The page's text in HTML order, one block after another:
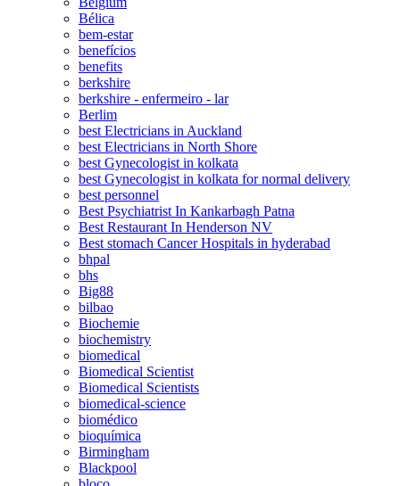
Bélica
bem-estar
benefícios
benefits
berkshire
berkshire - enfermeiro - lar
Berlim
best Electricians in Auckland
best Electricians in North Shore
best Gynecologist in kolkata
best Gynecologist in kolkata for normal delivery
best personnel
Best Psychiatrist In Kankarbagh Patna
Best Restaurant In Henderson NV
Best stomach Cancer Hospitals in hyderabad
bhpal
bhs
Big88
bilbao
Biochemie
biochemistry
biomedical
Biomedical Scientist
Biomedical Scientists
biomedical-science
biomédico
bioquímica
Birmingham
Blackpool